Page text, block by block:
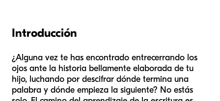
Introducción
¿Alguna vez te has encontrado entrecerrando los
ojos ante la historia bellamente elaborada de tu
hijo, luchando por descifrar dónde termina una
palabra y dónde empieza la siguiente? No estás